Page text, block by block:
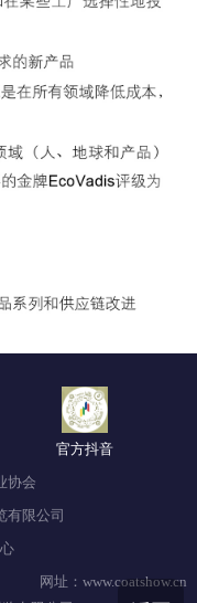
官方抖音
协会
有限公司
网址：www.coatshow.cn